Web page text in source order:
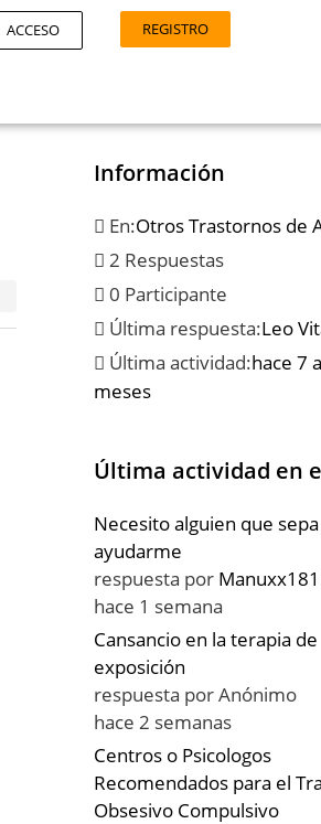
ACCESO REGISTRO
Información
En:Otros Trastornos de
2 Respuestas
0 Participante
Última respuesta:Leo
Última actividad:hace 7
meses
Última actividad en
Necesito alguien que sepa
ayudarme
respuesta por
hace 1 semana
Cansancio en la terapia de
exposición
respuesta porAnónimo
hace 2 semanas
Centros o Psicologos
Recomendados para el
Obsesivo Compulsivo